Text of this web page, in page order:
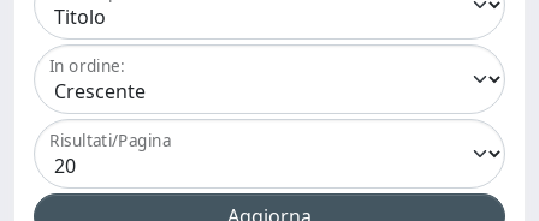
In ordine:
Risultati/Pagina